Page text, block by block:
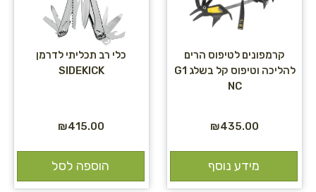
קרמפונים לטיפוס הרים
להליכה וטיפוס קל בשלג G1
NC
₪435.00
מידע נוסף
כלי רב תכליתי לדרמן
SIDEKICK
₪415.00
הוספה לסל